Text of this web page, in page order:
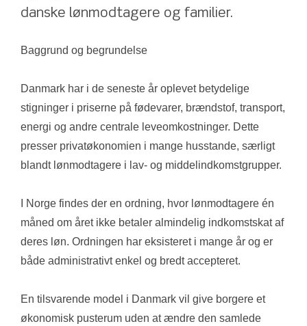
danske lønmodtagere og familier.
Baggrund og begrundelse
Danmark har i de seneste år oplevet betydelige
stigninger i priserne på fødevarer, brændstof, transport,
energi og andre centrale leveomkostninger. Dette
presser privatøkonomien i mange husstande, særligt
blandt lønmodtagere i lav- og middelindkomstgrupper.
I Norge findes der en ordning, hvor lønmodtagere én
måned om året ikke betaler almindelig indkomstskat af
deres løn. Ordningen har eksisteret i mange år og er
både administrativt enkel og bredt accepteret.
En tilsvarende model i Danmark vil give borgere et
økonomisk pusterum uden at ændre den samlede